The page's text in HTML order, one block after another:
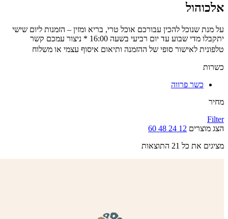
אלכוהול
על מנת שנוכל להכין עבורכם אוכל טרי, בריא ומזין – הזמנות ליום שישי
יתקבלו מדי שבוע עד יום רביעי בשעה 16:00 * ניצור עמכם קשר
טלפונית לאישור סופי של ההזמנה ותיאום איסוף עצמי או משלוח
כשרות
כשר פרווה
מחיר
Filter
הצג מוצרים 12
24
48
60
מציגים את כל ⁦21⁩ התוצאות